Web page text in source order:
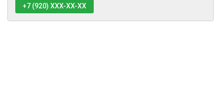
+7 (920) XXX-XX-XX